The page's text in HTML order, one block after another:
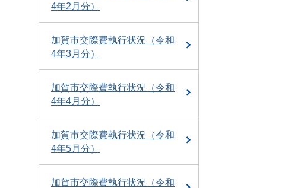
4年2月分）
加賀市交際費執行状況（令和
4年3月分）
加賀市交際費執行状況（令和
4年4月分）
加賀市交際費執行状況（令和
4年5月分）
加賀市交際費執行状況（令和